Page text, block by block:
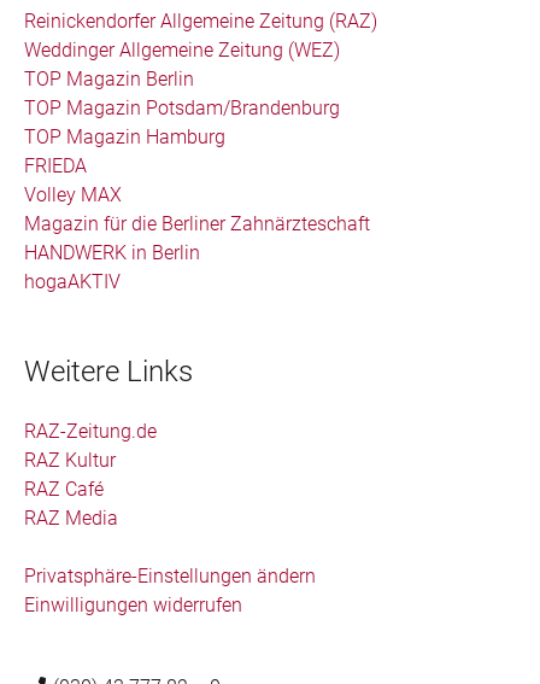
Reinickendorfer Allgemeine Zeitung (RAZ)
Weddinger Allgemeine Zeitung (WEZ)
TOP Magazin Berlin
TOP Magazin Potsdam/Brandenburg
TOP Magazin Hamburg
FRIEDA
Volley MAX
Magazin für die Berliner Zahnärzteschaft
HANDWERK in Berlin
hogaAKTIV
Weitere Links
RAZ-Zeitung.de
RAZ Kultur
RAZ Café
RAZ Media
Privatsphäre-Einstellungen ändern
Einwilligungen widerrufen